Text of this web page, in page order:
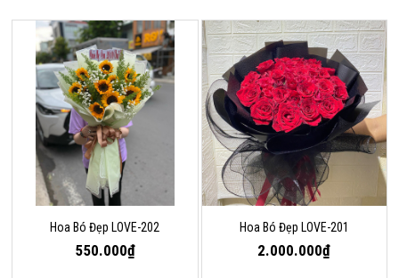
Hoa Bó Đẹp LOVE-202
550.000₫
Hoa Bó Đẹp LOVE-201
2.000.000₫